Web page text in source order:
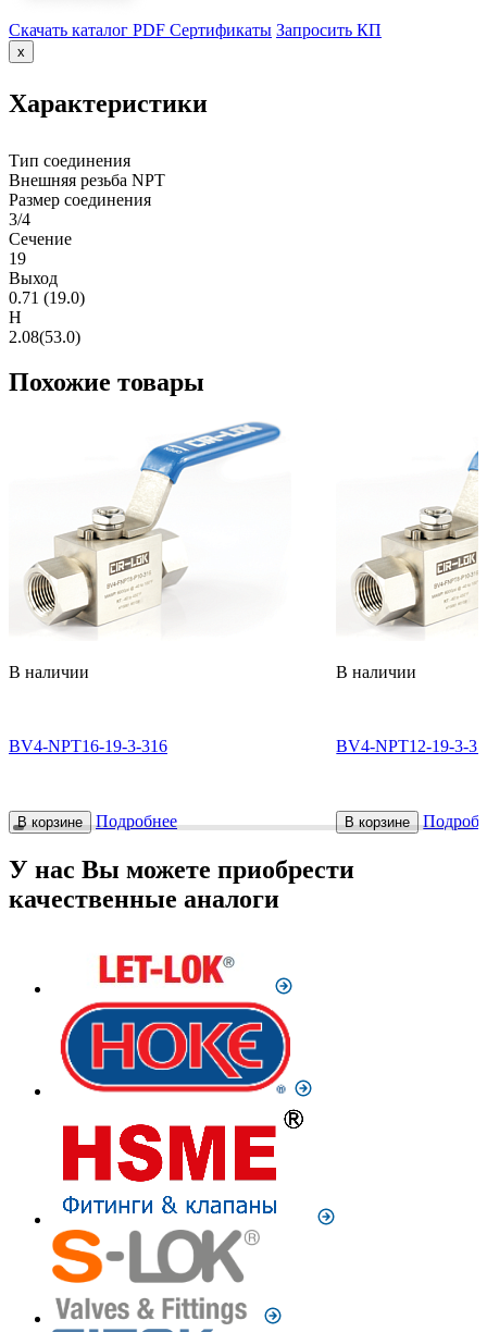
Скачать каталог PDF Сертификаты Запросить КП
x
Характеристики
Тип соединения
Внешняя резьба NPT
Размер соединения
3/4
Сечение
19
Выход
0.71 (19.0)
H
2.08(53.0)
Похожие товары
В наличии
BV4-NPT16-19-3-316
В корзине Подробнее
В наличии
BV4-NPT12-19-3-
В корзине
У нас Вы можете приобрести
качественные аналоги